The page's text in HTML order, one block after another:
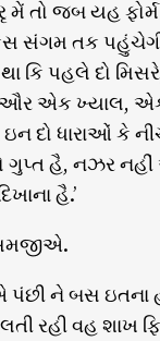
તો જબ યહ ફોર્મ
સંગમ તક
કિ પહલે દો
એક ખ્યાલ,
દો ધારાઓં કે
ગુપ્ત હૈ, નઝર નહીં
હૈ.’
ને બસ ઇતના
રહી વહ શાખ